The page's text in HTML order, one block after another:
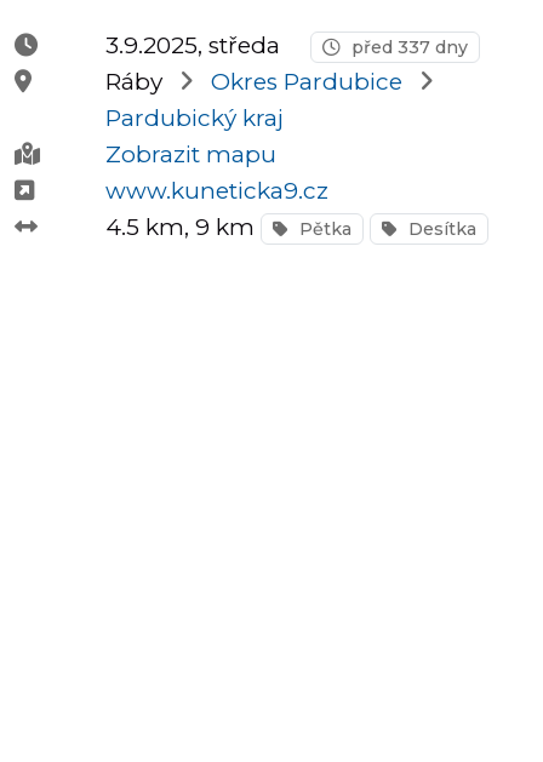
Virtuální
závody
Dětské
3.9.2025, středa před 337 dny
Ráby
Okres Pardubice
Pardubický kraj
Zobrazit mapu
www.kuneticka9.cz
4.5 km, 9 km Pětka Desítka